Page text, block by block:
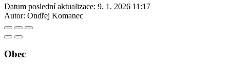
Datum poslední aktualizace: 9. 1. 2026 11:17
Autor: Ondřej Komanec
Obec